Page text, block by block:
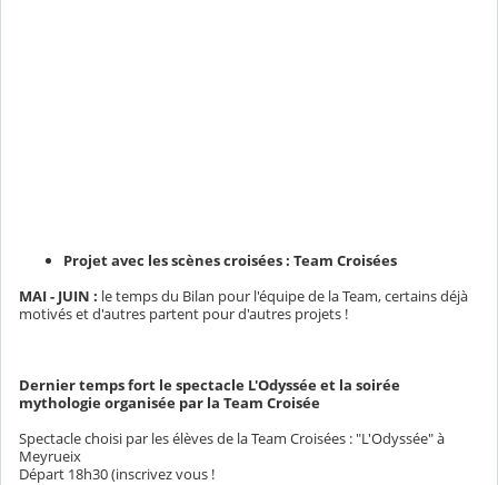
Projet avec les scènes croisées : Team Croisées
MAI - JUIN : le temps du Bilan pour l'équipe de la Team, certains déjà
motivés et d'autres partent pour d'autres projets !
Dernier temps fort le spectacle L'Odyssée et la soirée
mythologie organisée par la Team Croisée
Spectacle choisi par les élèves de la Team Croisées : "L'Odyssée" à
Meyrueix
Départ 18h30 (inscrivez vous !